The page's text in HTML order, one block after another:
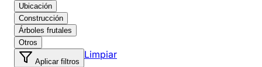
Ubicación
Construcción
Árboles frutales
Otros
Aplicar filtros
Limpiar